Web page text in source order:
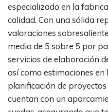
especializado en la
calidad. Con una sólida
valoraciones
media de 5 sobre 5 por
servicios de elaboración
así como estimaciones en
planificación de
cuentan con un